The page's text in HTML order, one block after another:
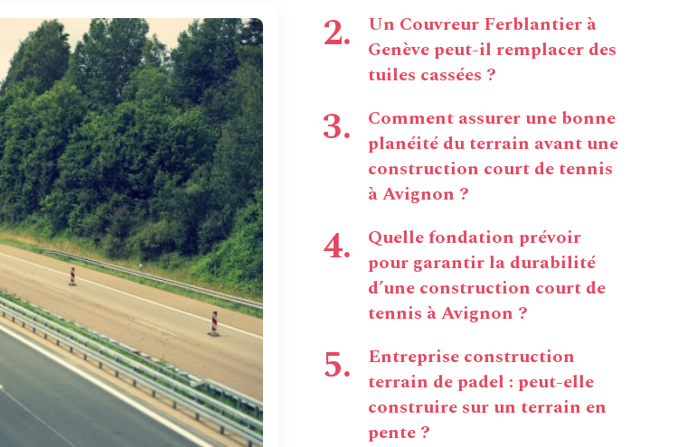
Un Couvreur Ferblantier à
Genève peut-il remplacer des
tuiles cassées ?
Comment assurer une bonne
planéité du terrain avant une
construction court de tennis
à Avignon ?
Quelle fondation prévoir
pour garantir la durabilité
d’une construction court de
tennis à Avignon ?
Entreprise construction
terrain de padel : peut-elle
construire sur un terrain en
pente ?